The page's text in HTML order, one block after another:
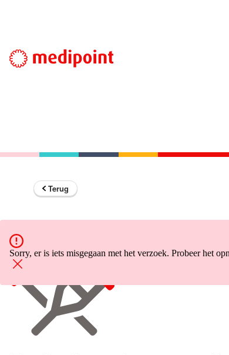
Terug
Sorry, er is iets misgegaan met het verzoek. Probeer het